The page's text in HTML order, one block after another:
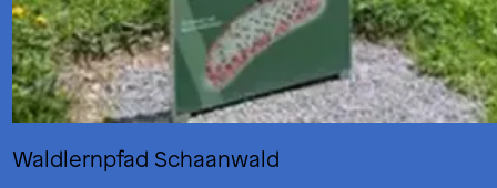
Waldlernpfad Schaanwald